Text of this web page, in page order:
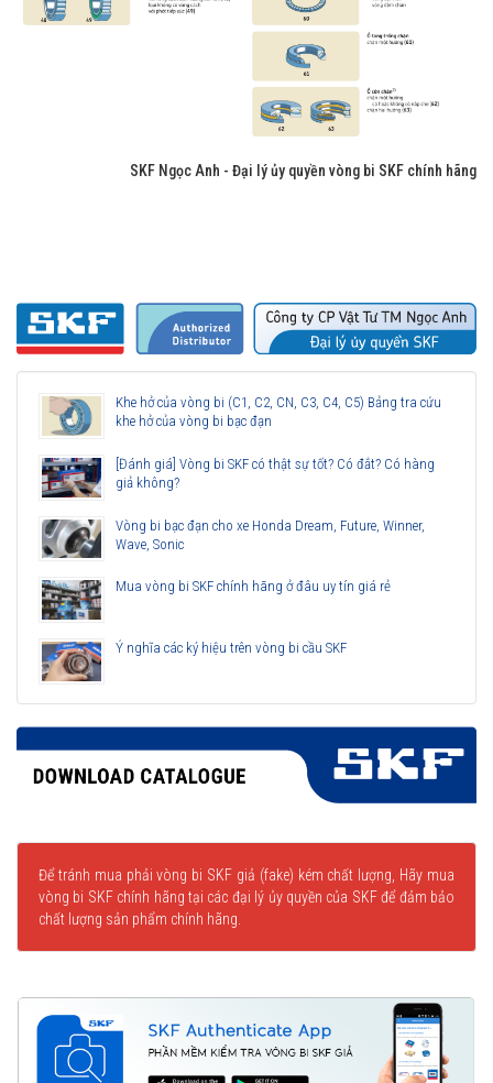
SKF Ngọc Anh - Đại lý ủy quyền vòng bi SKF chính hãng
Khe hở của vòng bi (C1, C2, CN, C3, C4, C5) Bảng tra cứu
khe hở của vòng bi bạc đạn
[Đánh giá] Vòng bi SKF có thật sự tốt? Có đắt? Có hàng
giả không?
Vòng bi bạc đạn cho xe Honda Dream, Future, Winner,
Wave, Sonic
Mua vòng bi SKF chính hãng ở đâu uy tín giá rẻ
Ý nghĩa các ký hiệu trên vòng bi cầu SKF
Để tránh mua phải vòng bi SKF giả (fake) kém chất lượng, Hãy mua
vòng bi SKF chính hãng tại các đại lý ủy quyền của SKF để đảm bảo
chất lượng sản phẩm chính hãng.